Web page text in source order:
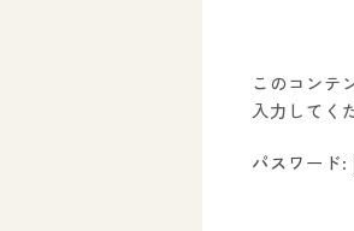
このコンテ
入力してく
パスワード: